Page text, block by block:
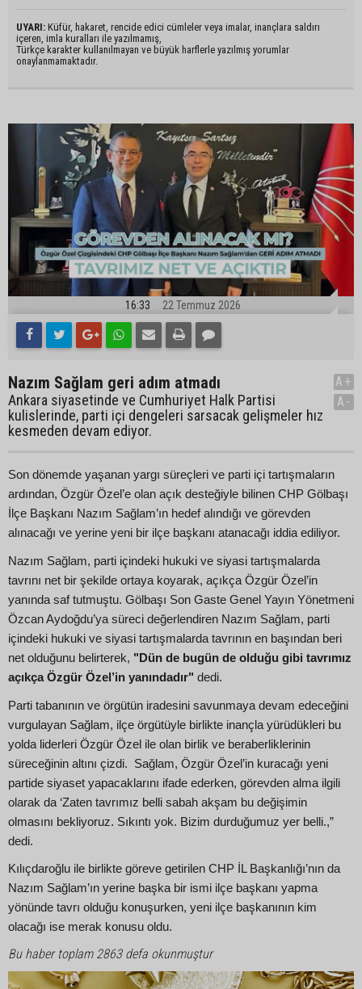
UYARI: Küfür, hakaret, rencide edici cümleler veya imalar, inançlara saldırı
içeren, imla kuralları ile yazılmamış,
Türkçe karakter kullanılmayan ve büyük harflerle yazılmış yorumlar
onaylanmamaktadır.
16:33 22 Temmuz 2026
Nazım Sağlam geri adım atmadı
Ankara siyasetinde ve Cumhuriyet Halk Partisi
kulislerinde, parti içi dengeleri sarsacak gelişmeler hız
kesmeden devam ediyor.
A+
A-
Son dönemde yaşanan yargı süreçleri ve parti içi tartışmaların
ardından, Özgür Özel’e olan açık desteğiyle bilinen CHP Gölbaşı
İlçe Başkanı Nazım Sağlam’ın hedef alındığı ve görevden
alınacağı ve yerine yeni bir ilçe başkanı atanacağı iddia ediliyor.
Nazım Sağlam, parti içindeki hukuki ve siyasi tartışmalarda
tavrını net bir şekilde ortaya koyarak, açıkça Özgür Özel’in
yanında saf tutmuştu. Gölbaşı Son Gaste Genel Yayın Yönetmeni
Özcan Aydoğdu’ya süreci değerlendiren Nazım Sağlam, parti
içindeki hukuki ve siyasi tartışmalarda tavrının en başından beri
net olduğunu belirterek, "Dün de bugün de olduğu gibi tavrımız
açıkça Özgür Özel’in yanındadır" dedi.
Parti tabanının ve örgütün iradesini savunmaya devam edeceğini
vurgulayan Sağlam, ilçe örgütüyle birlikte inançla yürüdükleri bu
yolda liderleri Özgür Özel ile olan birlik ve beraberliklerinin
süreceğinin altını çizdi. Sağlam, Özgür Özel’in kuracağı yeni
partide siyaset yapacaklarını ifade ederken, görevden alma ilgili
olarak da ‘Zaten tavrımız belli sabah akşam bu değişimin
olmasını bekliyoruz. Sıkıntı yok. Bizim durduğumuz yer belli.,”
dedi.
Kılıçdaroğlu ile birlikte göreve getirilen CHP İL Başkanlığı’nın da
Nazım Sağlam’ın yerine başka bir ismi ilçe başkanı yapma
yönünde tavrı olduğu konuşurken, yeni ilçe başkanının kim
olacağı ise merak konusu oldu.
Bu haber toplam 2863 defa okunmuştur